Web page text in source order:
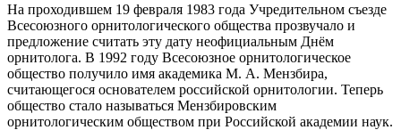
На проходившем 19 февраля 1983 года Учредительном съезде
Всесоюзного орнитологического общества прозвучало и
предложение считать эту дату неофициальным Днём
орнитолога. В 1992 году Всесоюзное орнитологическое
общество получило имя академика М. А. Мензбира,
считающегося основателем российской орнитологии. Теперь
общество стало называться Мензбировским
орнитологическим обществом при Российской академии наук.